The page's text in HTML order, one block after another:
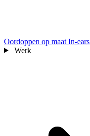
Oordoppen op maat In-ears
Werk